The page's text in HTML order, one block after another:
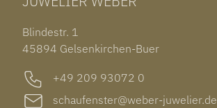
OHRSCHMUCK
OUT OF COLLECTION
GARMIN VENU 3S
Blindestr. 1
45894 Gelsenkirchen-Buer
+49 209 93072 0
schaufenster@weber-juwelier.de